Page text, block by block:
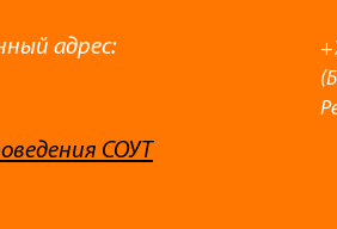
адрес:
СОУТ